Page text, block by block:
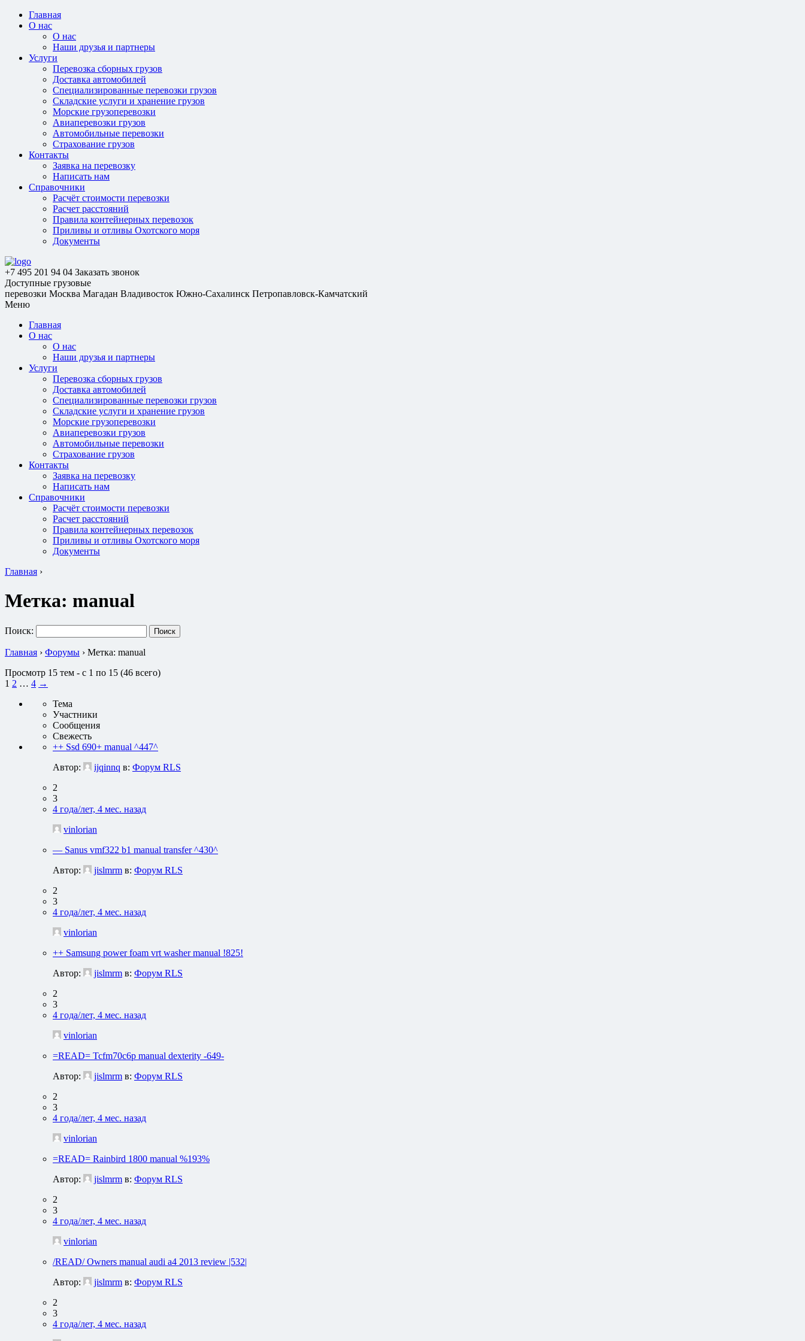
Главная
О нас
О нас
Наши друзья и партнеры
Услуги
Перевозка сборных грузов
Доставка автомобилей
Специализированные перевозки грузов
Складские услуги и хранение грузов
Морские грузоперевозки
Авиаперевозки грузов
Автомобильные перевозки
Страхование грузов
Контакты
Заявка на перевозку
Написать нам
Справочники
Расчёт стоимости перевозки
Расчет расстояний
Правила контейнерных перевозок
Приливы и отливы Охотского моря
Документы
+7 495 201 94 04 Заказать звонок
Доступные грузовые
перевозки Москва Магадан Владивосток Южно-Сахалинск Петропавловск-Камчатский
Меню
Главная
О нас
О нас
Наши друзья и партнеры
Услуги
Перевозка сборных грузов
Доставка автомобилей
Специализированные перевозки грузов
Складские услуги и хранение грузов
Морские грузоперевозки
Авиаперевозки грузов
Автомобильные перевозки
Страхование грузов
Контакты
Заявка на перевозку
Написать нам
Справочники
Расчёт стоимости перевозки
Расчет расстояний
Правила контейнерных перевозок
Приливы и отливы Охотского моря
Документы
Главная ›
Метка: manual
Поиск:
Главная › Форумы › Метка: manual
Просмотр 15 тем - с 1 по 15 (46 всего)
1 2 … 4 →
Тема
Участники
Сообщения
Свежесть
++ Ssd 690+ manual ^447^
Автор:
ijqinnq в: Форум RLS
2
3
4 года/лет, 4 мес. назад
vinlorian
— Sanus vmf322 b1 manual transfer ^430^
Автор:
jislmrm в: Форум RLS
2
3
4 года/лет, 4 мес. назад
vinlorian
++ Samsung power foam vrt washer manual !825!
Автор:
jislmrm в: Форум RLS
2
3
4 года/лет, 4 мес. назад
vinlorian
=READ= Tcfm70c6p manual dexterity -649-
Автор:
jislmrm в: Форум RLS
2
3
4 года/лет, 4 мес. назад
vinlorian
=READ= Rainbird 1800 manual %193%
Автор:
jislmrm в: Форум RLS
2
3
4 года/лет, 4 мес. назад
vinlorian
/READ/ Owners manual audi a4 2013 review |532|
Автор:
jislmrm в: Форум RLS
2
3
4 года/лет, 4 мес. назад